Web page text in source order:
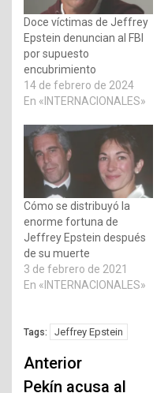
Doce víctimas de Jeffrey
Epstein denuncian al FBI
por supuesto
encubrimiento
14 de febrero de 2024
En «INTERNACIONALES»
Cómo se distribuyó la
enorme fortuna de
Jeffrey Epstein después
de su muerte
3 de febrero de 2021
En «INTERNACIONALES»
Tags: Jeffrey Epstein
Navegación
Anterior
Pekín acusa al